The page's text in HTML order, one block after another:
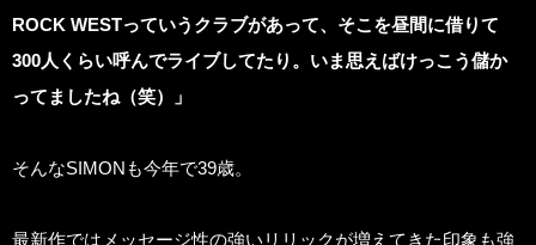
ROCK WESTっていうクラブがあって、そこを昼間に借りて
300人くらい呼んでライブしてたり。いま思えばけっこう儲か
ってましたね（笑）」
そんなSIMONも今年で39歳。
最新作ではメッセージ性の強いリリックが増えてきた印象も強